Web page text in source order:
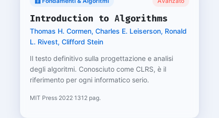
Introduction to Algorithms
Thomas H. Cormen, Charles E. Leiserson, Ronald
L. Rivest, Clifford Stein
Il testo definitivo sulla progettazione e analisi
degli algoritmi. Conosciuto come CLRS, è il
riferimento per ogni informatico serio.
MIT Press·2022·1312 pag.